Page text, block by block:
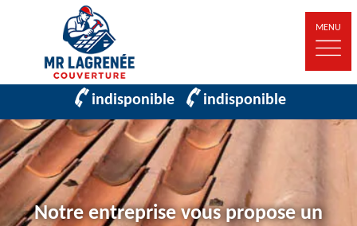
MENU
indisponible indisponible
Notre entreprise vous propose un